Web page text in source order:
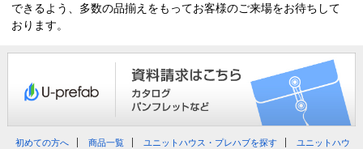
できるよう、多数の品揃えをもってお客様のご来場をお待ちして
おります。
初めての方へ 商品一覧 ユニットハウス・プレハブを探す
ユニットハウ